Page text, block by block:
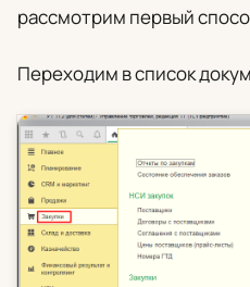
рассмотрим первый
Переходим в список